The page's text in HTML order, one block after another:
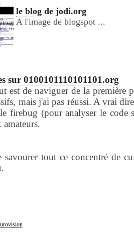
le blog de jodi.org
A l'image de blogspot ...
sur 0100101110101101.org
est de naviguer de la première
mais j'ai pas réussi. A vrai
firebug (pour analyser le code
savourer tout ce concentré de